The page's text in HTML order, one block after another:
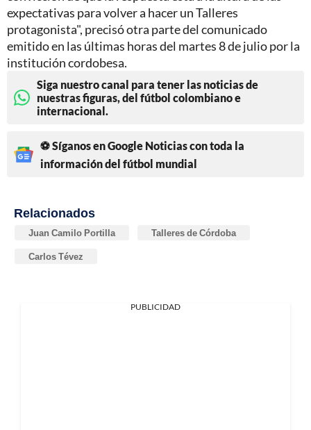
expectativas para volver a hacer un Talleres
protagonista", precisó otra parte del comunicado
emitido en las últimas horas del martes 8 de julio por la
institución cordobesa.
Siga nuestro canal para tener las noticias de
nuestras figuras, del fútbol colombiano e
internacional.
⚽ Síganos en Google Noticias con toda la
información del fútbol mundial
Relacionados
Juan Camilo Portilla Talleres de Córdoba
Carlos Tévez
PUBLICIDAD